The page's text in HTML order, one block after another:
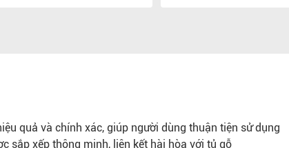
quả và chính xác, giúp người dùng thuận tiện sử dụng
sắp xếp thông minh, liên kết hài hòa với tủ gỗ